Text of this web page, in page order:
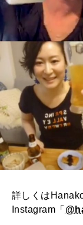
詳しくは
Instagram「